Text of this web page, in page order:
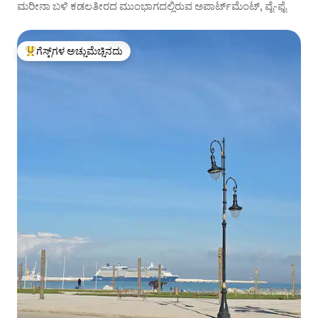
ಮರೀನಾ ಬಳಿ ಕಡಲತೀರದ ಮುಂಭಾಗದಲ್ಲಿರುವ ಅಪಾರ್ಟ್‌ಮೆಂಟ್, ವೈ-ಫೈ
ಗೆಸ್ಟ್‌ಗಳಿಗೆ ಅತಿ ಹೆಚ್ಚು ಅಚ್ಚುಮೆಚ್ಚಿನದು
ಗೆಸ್ಟ್‌ಗಳ ಅಚ್ಚುಮೆಚ್ಚಿನದು